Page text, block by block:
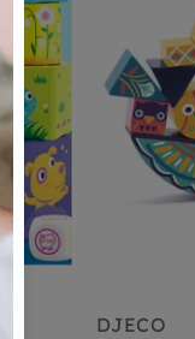
DJECO